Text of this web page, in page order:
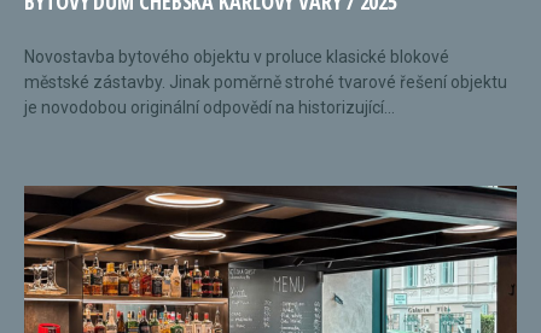
Novostavba bytového objektu v proluce klasické blokové
městské zástavby. Jinak poměrně strohé tvarové řešení objektu
je novodobou originální odpovědí na historizující...